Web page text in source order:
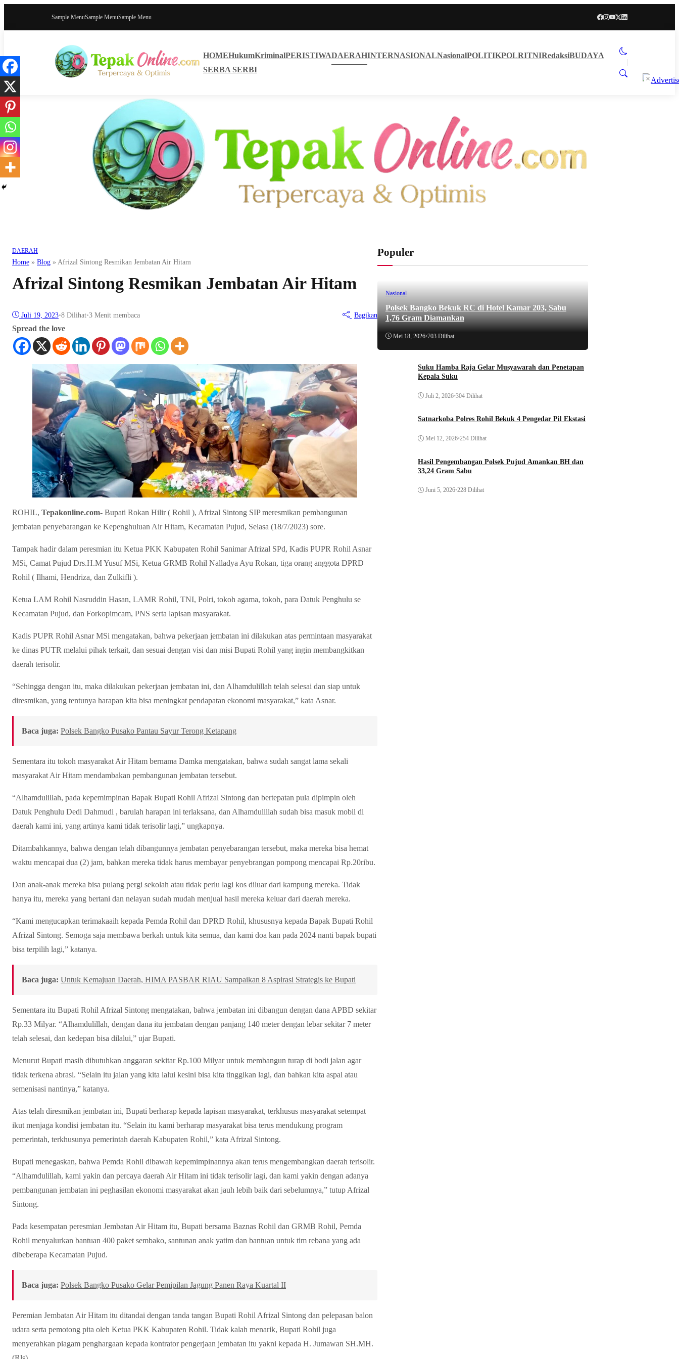
Sample MenuSample MenuSample Menu
HOMEHukumKriminalPERISTIWADAERAHINTERNASIONALNasionalPOLITIKPOLRITNIRedaksiBUDAYA
SERBA SERBI
DAERAH
Home » Blog » Afrizal Sintong Resmikan Jembatan Air Hitam
Afrizal Sintong Resmikan Jembatan Air Hitam
Juli 19, 2023•8 Dilihat•3 Menit membaca Bagikan
Spread the love
ROHIL, Tepakonline.com- Bupati Rokan Hilir ( Rohil ), Afrizal Sintong SIP meresmikan pembangunan
jembatan penyebarangan ke Kepenghuluan Air Hitam, Kecamatan Pujud, Selasa (18/7/2023) sore.
Tampak hadir dalam peresmian itu Ketua PKK Kabupaten Rohil Sanimar Afrizal SPd, Kadis PUPR Rohil Asnar
MSi, Camat Pujud Drs.H.M Yusuf MSi, Ketua GRMB Rohil Nalladya Ayu Rokan, tiga orang anggota DPRD
Rohil ( Ilhami, Hendriza, dan Zulkifli ).
Ketua LAM Rohil Nasruddin Hasan, LAMR Rohil, TNI, Polri, tokoh agama, tokoh, para Datuk Penghulu se
Kecamatan Pujud, dan Forkopimcam, PNS serta lapisan masyarakat.
Kadis PUPR Rohil Asnar MSi mengatakan, bahwa pekerjaan jembatan ini dilakukan atas permintaan masyarakat
ke dinas PUTR melalui pihak terkait, dan sesuai dengan visi dan misi Bupati Rohil yang ingin membangkitkan
daerah terisolir.
“Sehingga dengan itu, maka dilakukan pekerjaan jembatan ini, dan Alhamdulillah telah selesai dan siap untuk
diresmikan, yang tentunya harapan kita bisa meningkat pendapatan ekonomi masyarakat,” kata Asnar.
Baca juga: Polsek Bangko Pusako Pantau Sayur Terong Ketapang
Sementara itu tokoh masyarakat Air Hitam bernama Damka mengatakan, bahwa sudah sangat lama sekali
masyarakat Air Hitam mendambakan pembangunan jembatan tersebut.
“Alhamdulillah, pada kepemimpinan Bapak Bupati Rohil Afrizal Sintong dan bertepatan pula dipimpin oleh
Datuk Penghulu Dedi Dahmudi , barulah harapan ini terlaksana, dan Alhamdulillah sudah bisa masuk mobil di
daerah kami ini, yang artinya kami tidak terisolir lagi,” ungkapnya.
Ditambahkannya, bahwa dengan telah dibangunnya jembatan penyebarangan tersebut, maka mereka bisa hemat
waktu mencapai dua (2) jam, bahkan mereka tidak harus membayar penyebrangan pompong mencapai Rp.20ribu.
Dan anak-anak mereka bisa pulang pergi sekolah atau tidak perlu lagi kos diluar dari kampung mereka. Tidak
hanya itu, mereka yang bertani dan nelayan sudah mudah menjual hasil mereka keluar dari daerah mereka.
“Kami mengucapkan terimakaaih kepada Pemda Rohil dan DPRD Rohil, khususnya kepada Bapak Bupati Rohil
Afrizal Sintong. Semoga saja membawa berkah untuk kita semua, dan kami doa kan pada 2024 nanti bapak bupati
bisa terpilih lagi,” katanya.
Baca juga: Untuk Kemajuan Daerah, HIMA PASBAR RIAU Sampaikan 8 Aspirasi Strategis ke Bupati
Sementara itu Bupati Rohil Afrizal Sintong mengatakan, bahwa jembatan ini dibangun dengan dana APBD sekitar
Rp.33 Milyar. “Alhamdulillah, dengan dana itu jembatan dengan panjang 140 meter dengan lebar sekitar 7 meter
telah selesai, dan kedepan bisa dilalui,” ujar Bupati.
Menurut Bupati masih dibutuhkan anggaran sekitar Rp.100 Milyar untuk membangun turap di bodi jalan agar
tidak terkena abrasi. “Selain itu jalan yang kita lalui kesini bisa kita tinggikan lagi, dan bahkan kita aspal atau
semenisasi nantinya,” katanya.
Atas telah diresmikan jembatan ini, Bupati berharap kepada lapisan masyarakat, terkhusus masyarakat setempat
ikut menjaga kondisi jembatan itu. “Selain itu kami berharap masyarakat bisa terus mendukung program
pemerintah, terkhusunya pemerintah daerah Kabupaten Rohil,” kata Afrizal Sintong.
Bupati menegaskan, bahwa Pemda Rohil dibawah kepemimpinannya akan terus mengembangkan daerah terisolir.
“Alhamdulillah, kami yakin dan percaya daerah Air Hitam ini tidak terisolir lagi, dan kami yakin dengan adanya
pembangunan jembatan ini peghasilan ekonomi masyarakat akan jauh lebih baik dari sebelumnya,” tutup Afrizal
Sintong.
Pada kesempatan peresmian Jembatan Air Hitam itu, Bupati bersama Baznas Rohil dan GRMB Rohil, Pemda
Rohil menyalurkan bantuan 400 paket sembako, santunan anak yatim dan bantuan untuk tim rebana yang ada
dibeberapa Kecamatan Pujud.
Baca juga: Polsek Bangko Pusako Gelar Pemipilan Jagung Panen Raya Kuartal II
Peremian Jembatan Air Hitam itu ditandai dengan tanda tangan Bupati Rohil Afrizal Sintong dan pelepasan balon
udara serta pemotong pita oleh Ketua PKK Kabupaten Rohil. Tidak kalah menarik, Bupati Rohil juga
menyerahkan piagam penghargaan kepada kontrator pengerjaan jembatan itu yakni kepada H. Jumawan SH.MH.
Populer
Nasional
Polsek Bangko Bekuk RC di Hotel Kamar 203, Sabu
1,76 Gram Diamankan
Mei 18, 2026•703 Dilihat
Suku Hamba Raja Gelar Musyawarah dan Penetapan
Kepala Suku
Juli 2, 2026•304 Dilihat
Satnarkoba Polres Rohil Bekuk 4 Pengedar Pil Ekstasi
Mei 12, 2026•254 Dilihat
Hasil Pengembangan Polsek Pujud Amankan BH dan
33,24 Gram Sabu
Juni 5, 2026•228 Dilihat
×